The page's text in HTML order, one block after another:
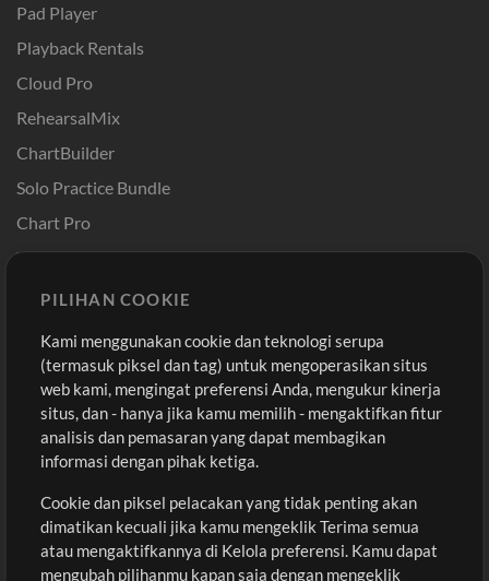
Pad Player
Playback Rentals
Cloud Pro
RehearsalMix
ChartBuilder
Solo Practice Bundle
Chart Pro
Template ProPresenter
Sound
Pembelian
Beli Kredit
Konten Gratis
Permintaan Lagu
Lain-lain
Sesi
Kirimkan musik kamu
Akun
Masuk
Daftar
Lihat Keranjang
PILIHAN COOKIE
Kami menggunakan cookie dan teknologi serupa
(termasuk piksel dan tag) untuk mengoperasikan situs
web kami, mengingat preferensi Anda, mengukur kinerja
situs, dan - hanya jika kamu memilih - mengaktifkan fitur
analisis dan pemasaran yang dapat membagikan
informasi dengan pihak ketiga.
Cookie dan piksel pelacakan yang tidak penting akan
dimatikan kecuali jika kamu mengeklik Terima semua
atau mengaktifkannya di Kelola preferensi. Kamu dapat
mengubah pilihanmu kapan saja dengan mengeklik